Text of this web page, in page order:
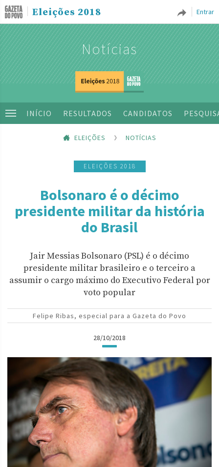
Entrar
Eleições 2018
Notícias
INÍCIO RESULTADOS CANDIDATOS
ELEIÇÕES NOTÍCIAS
ELEIÇÕES 2018
Bolsonaro é o décimo
presidente militar da história
do Brasil
Jair Messias Bolsonaro (PSL) é o décimo
presidente militar brasileiro e o terceiro a
assumir o cargo máximo do Executivo Federal por
voto popular
Felipe Ribas, especial para a Gazeta do Povo
28/10/2018